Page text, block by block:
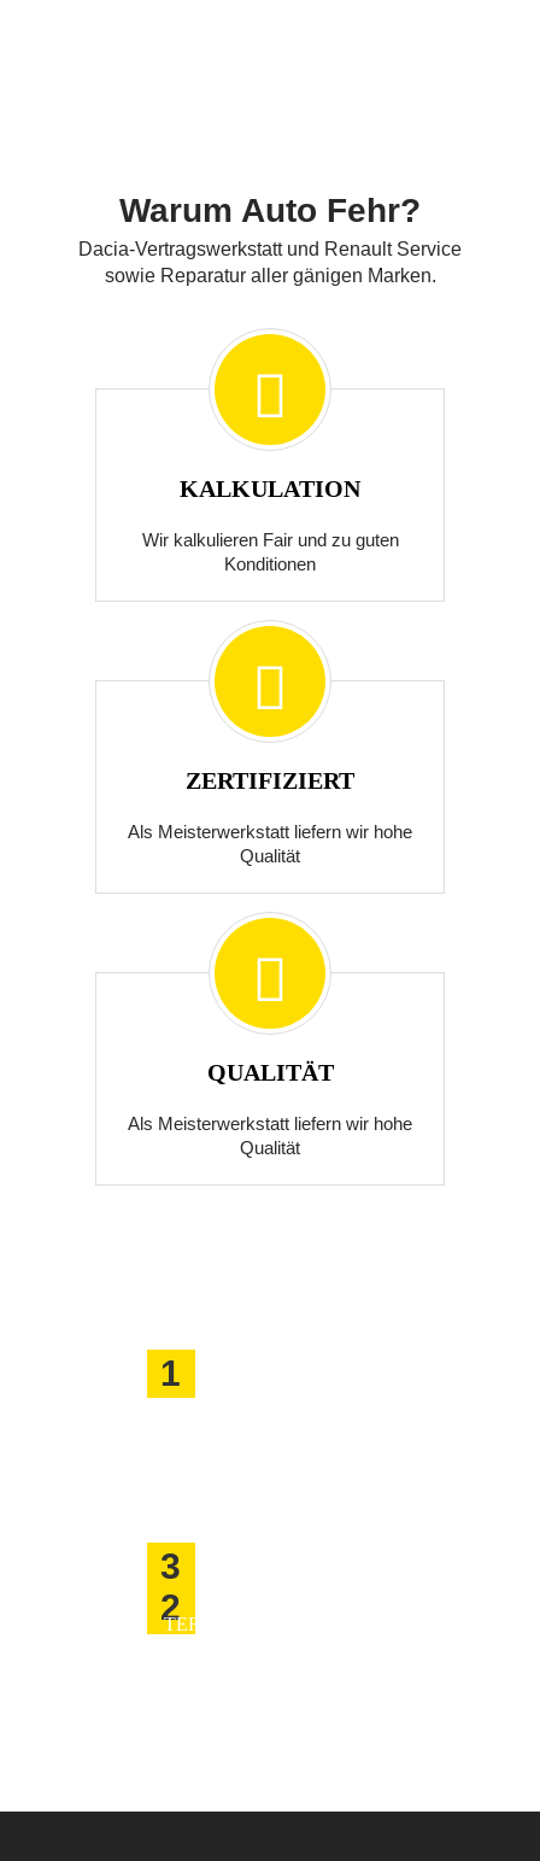
Warum Auto Fehr?
Dacia-Vertragswerkstatt und Renault Service
sowie Reparatur aller gänigen Marken.
KALKULATION
Wir kalkulieren Fair und zu guten
Konditionen
ZERTIFIZIERT
Als Meisterwerkstatt liefern wir hohe
Qualität
QUALITÄT
Als Meisterwerkstatt liefern wir hohe
Qualität
1
2
3
TERMINBESTÄTIGUNG